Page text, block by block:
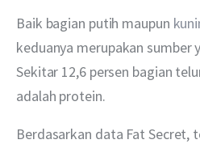
Baik bagian putih maupun
keduanya merupakan sumber
Sekitar 12,6 persen bagian
adalah protein.
Berdasarkan data Fat Secret,